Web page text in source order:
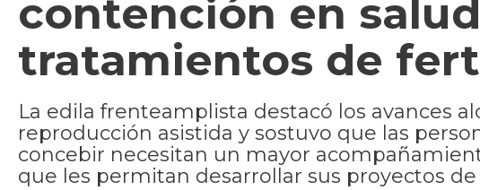
contención en
tratamientos de
La edila frenteamplista destacó los avances
reproducción asistida y sostuvo que las
concebir necesitan un mayor
que les permitan desarrollar sus proyectos